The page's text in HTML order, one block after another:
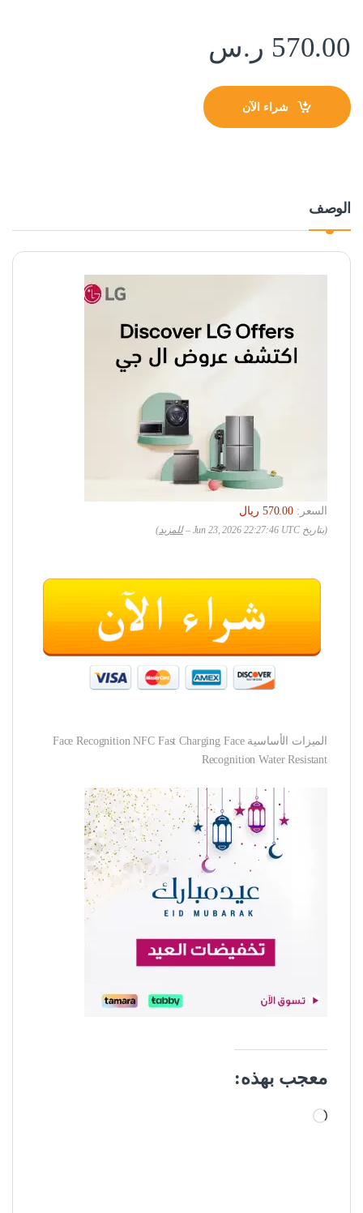
570.00 ر.س
شراء الآن
الوصف
السعر:
‏570.00 ريال
(بتاريخ Jun 23, 2026 22:27:46 UTC – للمزيد)
الميزات الأساسية Face Recognition NFC Fast Charging Face
Recognition Water Resistant
معجب بهذه:
جاري التحميل…